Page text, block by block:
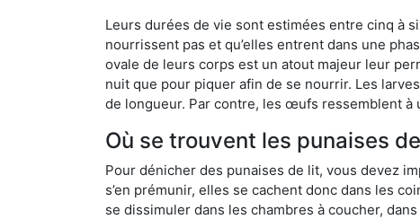
Leurs durées de vie sont estimées entre cinq à
nourrissent pas et qu’elles entrent dans une
ovale de leurs corps est un atout majeur leur
nuit que pour piquer afin de se nourrir. Les
de longueur. Par contre, les œufs ressemblent à
Où se trouvent les punaises
Pour dénicher des punaises de lit, vous devez
s’en prémunir, elles se cachent donc dans les
se dissimuler dans les chambres à coucher,